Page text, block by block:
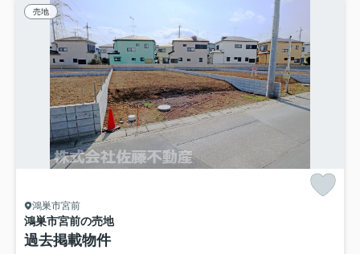
売地
鴻巣市宮前
鴻巣市宮前の売地
過去掲載物件